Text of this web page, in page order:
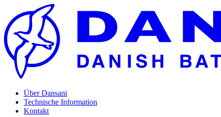
Über Dansani
Technische Information
Kontakt